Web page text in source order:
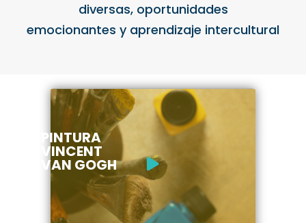
diversas, oportunidades
emocionantes y aprendizaje intercultural
PINTURA
VINCENT
VAN GOGH